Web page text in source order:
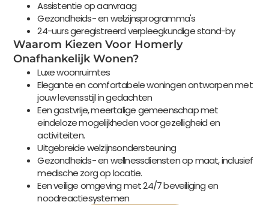
Assistentie op aanvraag
Gezondheids- en welzijnsprogramma's
24-uurs geregistreerd verpleegkundige stand-by
Waarom Kiezen Voor Homerly
Onafhankelijk Wonen?
Luxe woonruimtes
Elegante en comfortabele woningen ontworpen met
jouw levensstijl in gedachten
Een gastvrije, meertalige gemeenschap met
eindeloze mogelijkheden voor gezelligheid en
activiteiten.
Uitgebreide welzijnsondersteuning
Gezondheids- en wellnessdiensten op maat, inclusief
medische zorg op locatie.
Een veilige omgeving met 24/7 beveiliging en
noodreactiesystemen